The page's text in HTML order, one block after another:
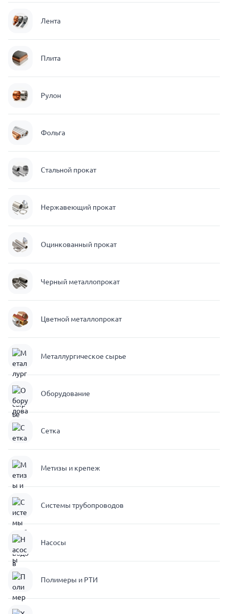
Лента
Плита
Рулон
Фольга
Стальной прокат
Нержавеющий прокат
Оцинкованный прокат
Черный металлопрокат
Цветной металлопрокат
Металлургическое сырье
Оборудование
Сетка
Метизы и крепеж
Системы трубопроводов
Насосы
Полимеры и РТИ